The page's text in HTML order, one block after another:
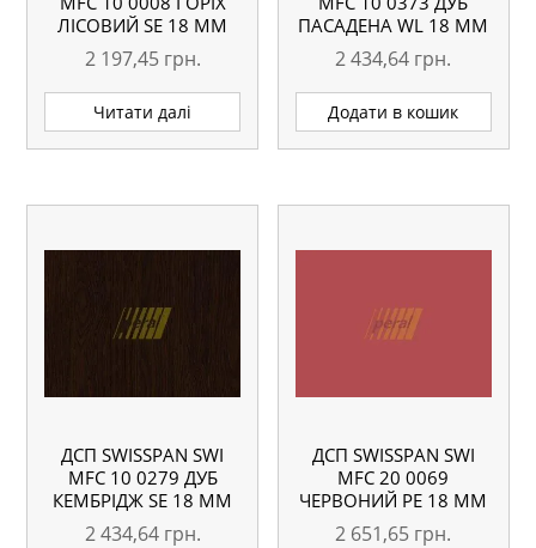
ЛІСОВИЙ SE 18 ММ
2 197,45 грн.
Читати далі
ПАСАДЕНА WL 18 ММ
2 434,64 грн.
Додати в кошик
ДСП SWISSPAN SWI
MFC 10 0279 ДУБ
КЕМБРІДЖ SE 18 ММ
2 434,64 грн.
ДСП SWISSPAN SWI
MFC 20 0069
ЧЕРВОНИЙ PE 18 ММ
2 651,65 грн.